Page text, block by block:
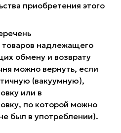
приобретения этого
надлежащего
обмену и возврату
можно вернуть, если
(вакуумную),
или в
по которой можно
был в употреблении).